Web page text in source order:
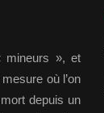
mineurs », et
où l’on
depuis un